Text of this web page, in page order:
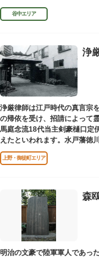
谷中エリア
浄
浄厳律師は江戸時代の真言宗
の帰依を受け、招請によって
馬庭念流18代当主剣豪樋口定
えたといわれます。水戸藩徳
案しました。お墓は妙極院（
上野・御徒町エリア
森
明治の文豪で陸軍軍人であっ